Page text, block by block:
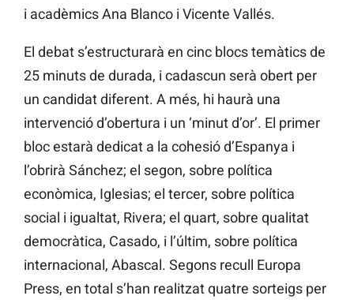
i acadèmics Ana Blanco i Vicente Vallés.
El debat s’estructurarà en cinc blocs temàtics de
25 minuts de durada, i cadascun serà obert per
un candidat diferent. A més, hi haurà una
intervenció d’obertura i un ‘minut d’or’. El primer
bloc estarà dedicat a la cohesió d’Espanya i
l’obrirà Sánchez; el segon, sobre política
econòmica, Iglesias; el tercer, sobre política
social i igualtat, Rivera; el quart, sobre qualitat
democràtica, Casado, i l’últim, sobre política
internacional, Abascal. Segons recull Europa
Press, en total s’han realitzat quatre sorteigs per